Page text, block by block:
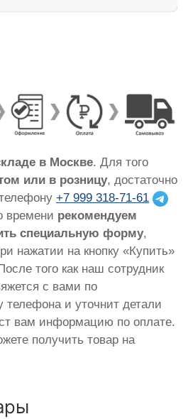
в Москве. Для того
или в розницу, достаточно
+7 999 318-71-61
времени рекомендуем
специальную форму,
нажатии на кнопку «Купить»
того как наш сотрудник
с вами по
телефона и уточнит детали
вам информацию по оплате.
получить товар на